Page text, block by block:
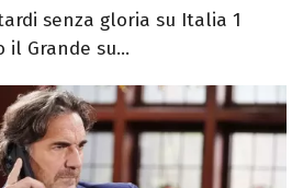
senza gloria su Italia 1
il Grande su...